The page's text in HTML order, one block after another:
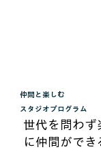
世代を問わず
に仲間ができ
​仲間と楽しむ
​スタジオプログラム